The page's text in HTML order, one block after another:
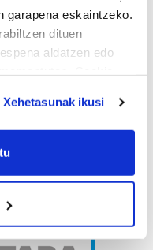
garapena eskaintzeko.
dituen
aldatzen edo
geographical
scanning it for
Xehetasunak ikusi